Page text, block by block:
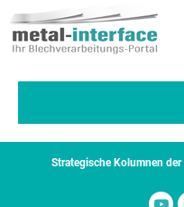
zum
Inhalt